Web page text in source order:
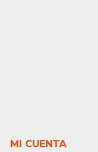
MI CUENTA